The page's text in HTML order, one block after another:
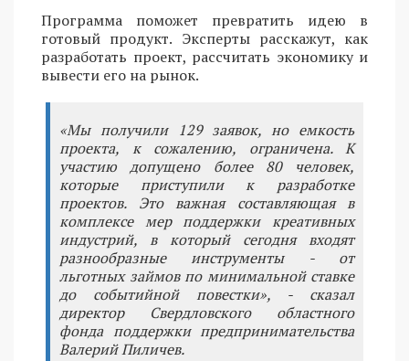
Программа поможет превратить идею в
готовый продукт. Эксперты расскажут, как
разработать проект, рассчитать экономику и
вывести его на рынок.
«Мы получили 129 заявок, но емкость
проекта, к сожалению, ограничена. К
участию допущено более 80 человек,
которые приступили к разработке
проектов. Это важная составляющая в
комплексе мер поддержки креативных
индустрий, в который сегодня входят
разнообразные инструменты - от
льготных займов по минимальной ставке
до событийной повестки», - сказал
директор Свердловского областного
фонда поддержки предпринимательства
Валерий Пиличев.